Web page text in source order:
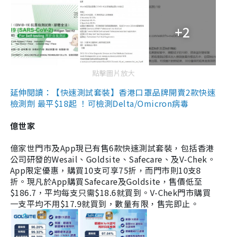
+2
點擊圖片放大
延伸閱讀：【快速測試套裝】香港口罩品牌開賣2款快速
檢測劑 最平$18起 ！可檢測Delta/Omicron病毒
億世家
億家世門市及App現已有售6款快速測試套裝，包括香港
公司研發的Wesail、Goldsite、Safecare、及V-Chek。
App限定優惠，購買10支可享75折，而門市則10支8
折。現凡於App購買Safecare及Goldsite，售價低至
$186.7，平均每支只需$18.6就買到。V-Chek門市購買
一支平均不用$17.9就買到，數量有限，售完即止。